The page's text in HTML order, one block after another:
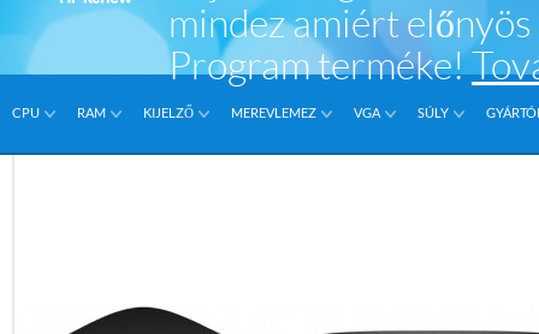
mindez amiért
Program terméke!
CPU RAM KIJELZŐ MEREVLEMEZ VGA SÚLY